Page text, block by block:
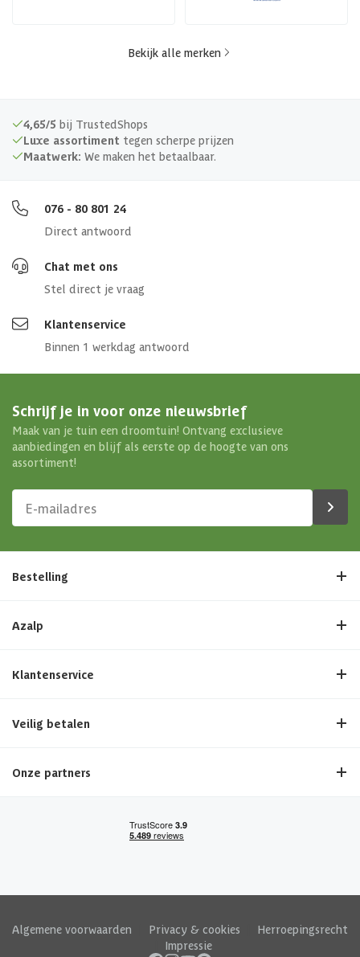
Bekijk alle merken
4,65/5 bij TrustedShops
Luxe assortiment tegen scherpe prijzen
Maatwerk: We maken het betaalbaar.
076 - 80 801 24
Direct antwoord
Chat met ons
Stel direct je vraag
Klantenservice
Binnen 1 werkdag antwoord
Schrijf je in voor onze nieuwsbrief
Maak van je tuin een droomtuin! Ontvang exclusieve
aanbiedingen en blijf als eerste op de hoogte van ons
assortiment!
Bestelling
Azalp
Klantenservice
Veilig betalen
Onze partners
Algemene voorwaarden Privacy & cookies
Herroepingsrecht
Impressie